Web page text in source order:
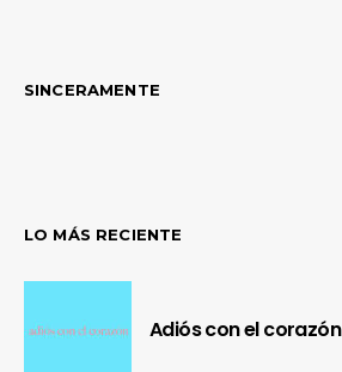
SINCERAMENTE
LO MÁS RECIENTE
Adiós con el corazón